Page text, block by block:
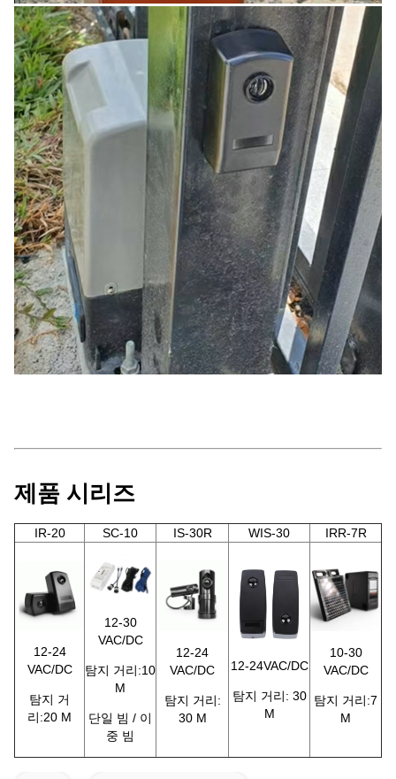
제품 시리즈
IR-20 SC-10 IS-30R WIS-30 IRR-7R
12-24
VAC/DC
탐지 거
리:20 M
12-30
VAC/DC
탐지 거리:10
M
단일 빔 / 이
중 빔
12-24
VAC/DC
탐지 거리:
30 M
12-24VAC/DC
탐지 거리: 30
M
10-30
VAC/DC
탐지 거리:7
M